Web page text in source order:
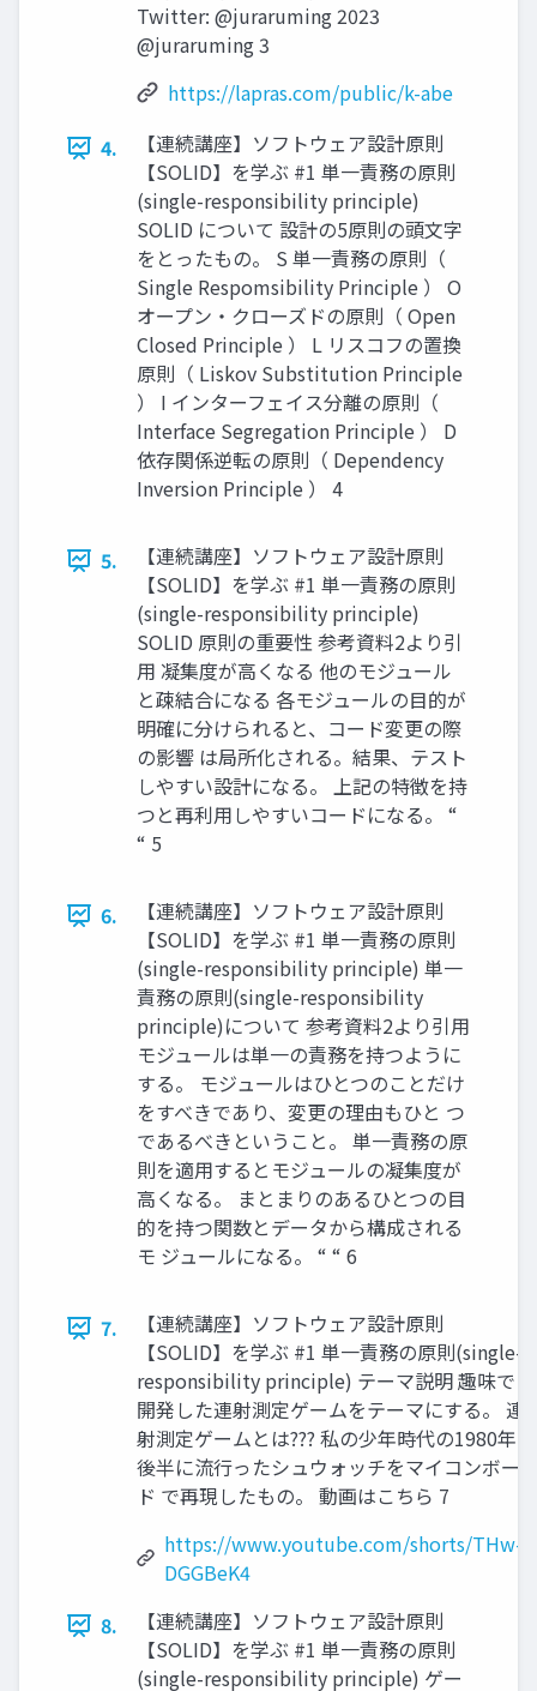
Twitter: @juraruming 2023
@juraruming 3
https://lapras.com/public/k-abe
4.
【連続講座】ソフトウェア設計原則
【SOLID】を学ぶ #1 単一責務の原則
(single-responsibility principle)
SOLID について 設計の5原則の頭文字
をとったもの。 S 単一責務の原則（
Single Respomsibility Principle ） O
オープン・クローズドの原則（ Open
Closed Principle ） L リスコフの置換
原則（ Liskov Substitution Principle
） I インターフェイス分離の原則（
Interface Segregation Principle ） D
依存関係逆転の原則（ Dependency
Inversion Principle ） 4
5.
【連続講座】ソフトウェア設計原則
【SOLID】を学ぶ #1 単一責務の原則
(single-responsibility principle)
SOLID 原則の重要性 参考資料2より引
用 凝集度が高くなる 他のモジュール
と疎結合になる 各モジュールの目的が
明確に分けられると、コード変更の際
の影響 は局所化される。結果、テスト
しやすい設計になる。 上記の特徴を持
つと再利用しやすいコードになる。 “
“ 5
6.
【連続講座】ソフトウェア設計原則
【SOLID】を学ぶ #1 単一責務の原則
(single-responsibility principle) 単一
責務の原則(single-responsibility
principle)について 参考資料2より引用
モジュールは単一の責務を持つように
する。 モジュールはひとつのことだけ
をすべきであり、変更の理由もひと つ
であるべきということ。 単一責務の原
則を適用するとモジュールの凝集度が
高くなる。 まとまりのあるひとつの目
的を持つ関数とデータから構成される
モ ジュールになる。 “ “ 6
7.
【連続講座】ソフトウェア設計原則
【SOLID】を学ぶ #1 単一責務の原則(single-
responsibility principle) テーマ説明 趣味で
開発した連射測定ゲームをテーマにする。 連
射測定ゲームとは??? 私の少年時代の1980年
後半に流行ったシュウォッチをマイコンボー
ド で再現したもの。 動画はこちら 7
https://www.youtube.com/shorts/THw-
DGGBeK4
8.
【連続講座】ソフトウェア設計原則
【SOLID】を学ぶ #1 単一責務の原則
(single-responsibility principle) ゲー